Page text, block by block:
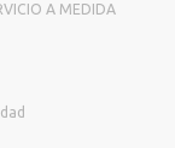
A MEDIDA